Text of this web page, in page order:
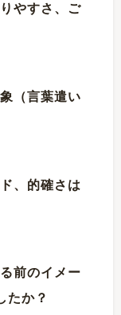
やすさ、ご
（言葉遣い
、的確さは
前のイメー
たか？